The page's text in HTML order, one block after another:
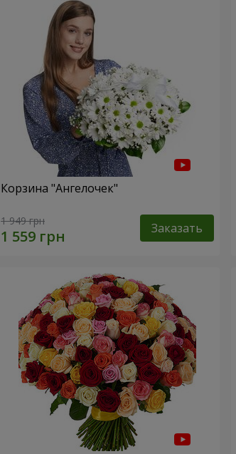
Корзина "Ангелочек"
1 949 грн Заказать